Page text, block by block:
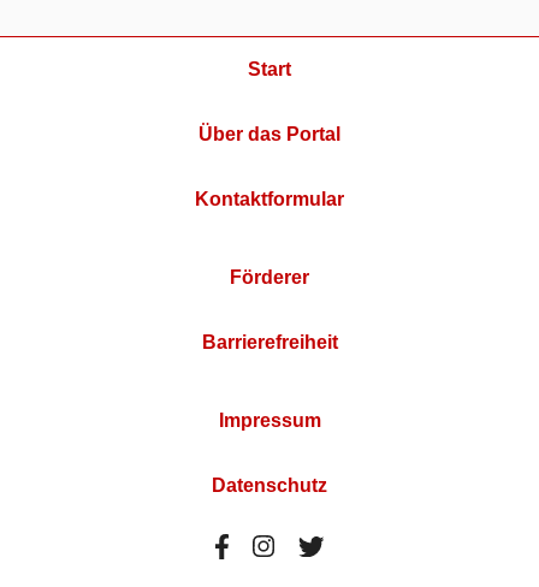
Start
Über das Portal
Kontaktformular
Förderer
Barrierefreiheit
Impressum
Datenschutz